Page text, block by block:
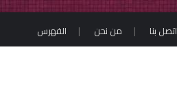
اتصل بنا من نحن الفهرس